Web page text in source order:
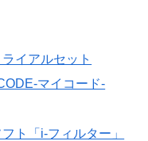
イアルセット
マイコード-
ト「i-フィルター」